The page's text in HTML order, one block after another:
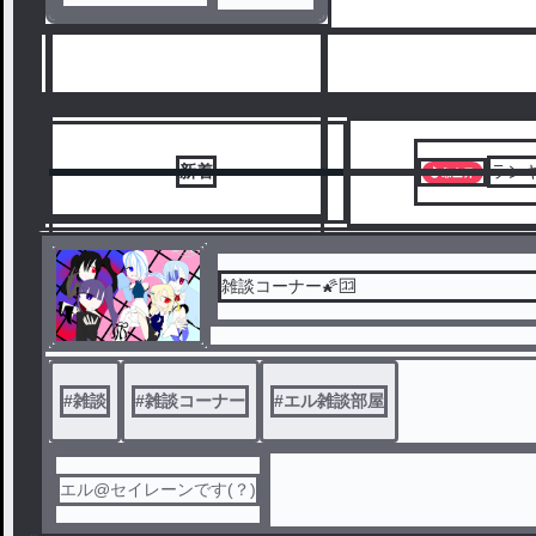
1
新着 ラン
雑談コーナー🌠🈁
#雑談 #雑談コーナー #エル雑談部屋
エル@セイレーンです(？)